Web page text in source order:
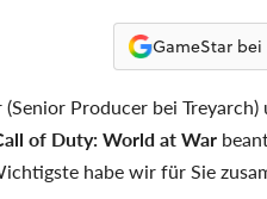
GameStar
Producer bei
of Duty: World at War
habe wir für Sie